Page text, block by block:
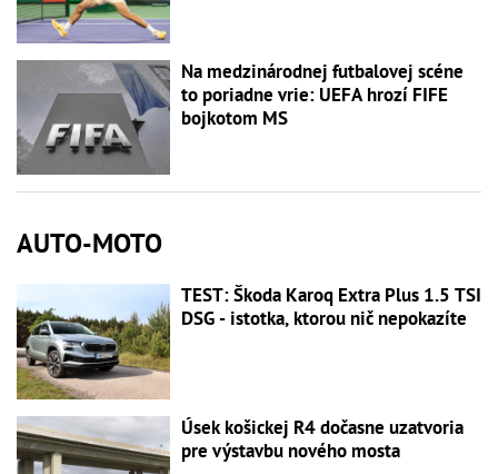
Na medzinárodnej futbalovej scéne
to poriadne vrie: UEFA hrozí FIFE
bojkotom MS
AUTO-MOTO
TEST: Škoda Karoq Extra Plus 1.5 TSI
DSG - istotka, ktorou nič nepokazíte
Úsek košickej R4 dočasne uzatvoria
pre výstavbu nového mosta